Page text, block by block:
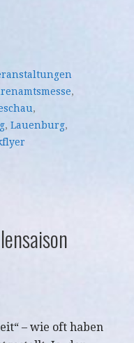
,
,
, Lauenburg,
– wie oft haben